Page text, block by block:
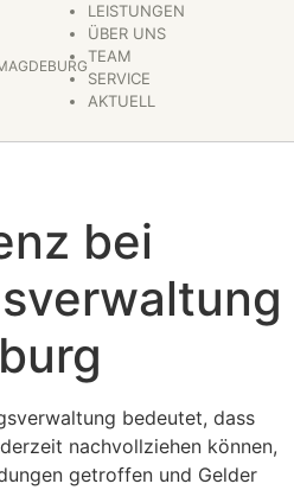
LEISTUNGEN
ÜBER UNS
TEAM
SERVICE
AKTUELL
bei
bedeutet, dass
nachvollziehen können,
getroffen und Gelder